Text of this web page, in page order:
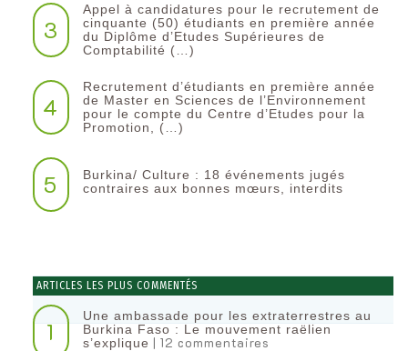
3
Appel à candidatures pour le recrutement de
cinquante (50) étudiants en première année
du Diplôme d’Etudes Supérieures de
Comptabilité (…)
4
Recrutement d’étudiants en première année
de Master en Sciences de l’Environnement
pour le compte du Centre d’Etudes pour la
Promotion, (…)
5
Burkina/ Culture : 18 événements jugés
contraires aux bonnes mœurs, interdits
ARTICLES LES PLUS COMMENTÉS
1
Une ambassade pour les extraterrestres au
Burkina Faso : Le mouvement raëlien
s’explique | 12 commentaires